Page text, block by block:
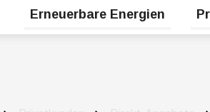
Erneuerbare Energien